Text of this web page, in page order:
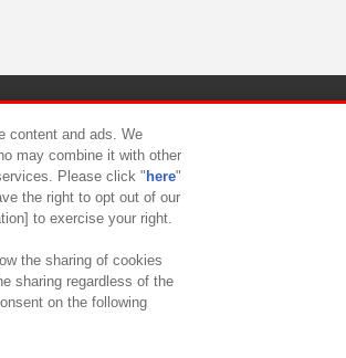
マーハラスメント対応方針
content and ads. We
may combine it with other
Please click " here"
the right to opt out of our
to exercise your right.
the sharing of cookies
sharing regardless of the
on the following